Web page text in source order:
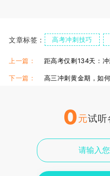
文章标签： 高考冲刺技巧
上一篇： 距高考仅剩134天：
下一篇： 高三冲刺黄金期，如
0元试听